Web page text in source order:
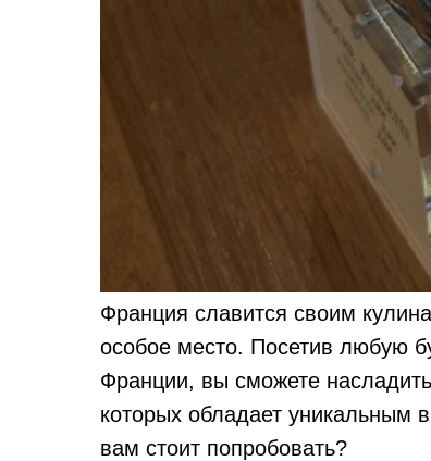
Франция славится своим
особое место. Посетив любую
Франции, вы сможете
которых обладает уникальным
вам стоит попробовать?